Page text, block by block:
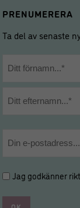
PRENUMERERA
Ta del av senaste
Hantering
personuppgifter
Jag godkänner